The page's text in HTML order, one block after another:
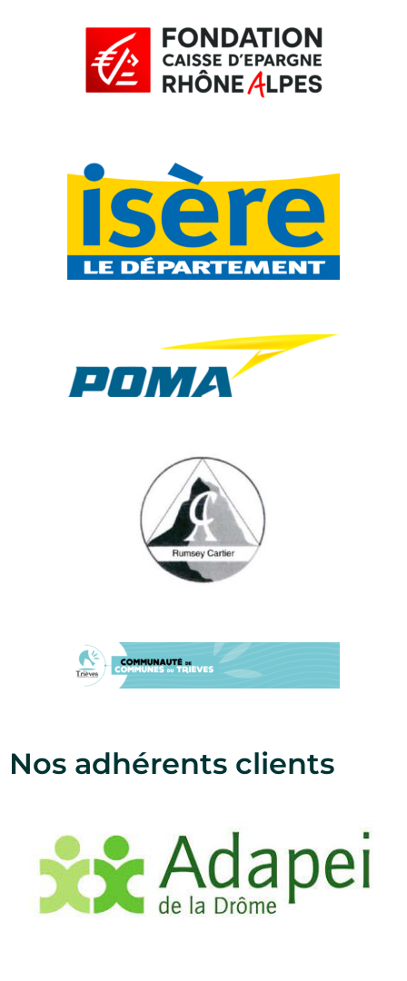
Nos adhérents clients